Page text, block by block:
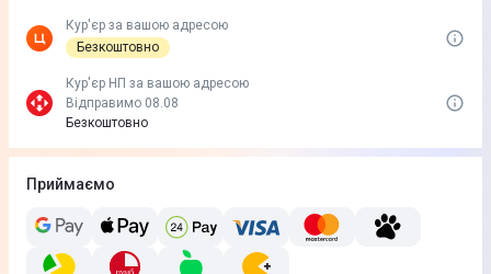
Кур'єр за вашою адресою
Безкоштовно
Кур'єр НП за вашою адресою
Відправимо 08.08
Безкоштовно
Приймаємо